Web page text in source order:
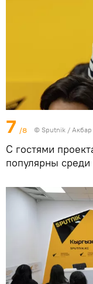
7 /8 © Sputnik /
С гостями
популярны среди